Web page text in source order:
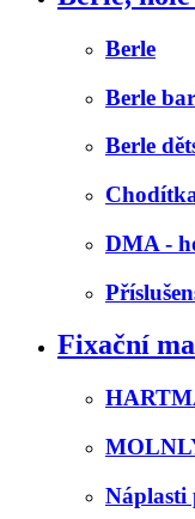
Berle
Berle
Berle
DMA -
Fixační
Náplasti